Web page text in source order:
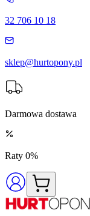
32 706 10 18
sklep@hurtopony.pl
Darmowa dostawa
Raty 0%